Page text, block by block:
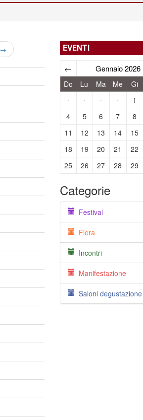
→ EVENTI
← Gennaio 2026
Do Lu Ma Me Gi
·
· · · 1
4
5 6 7 8
11
12 13 14 15
18
19 20 21 22
25
26 27 28 29
Categorie
Festival
Fiera
Incontri
Manifestazione
Saloni degustazione